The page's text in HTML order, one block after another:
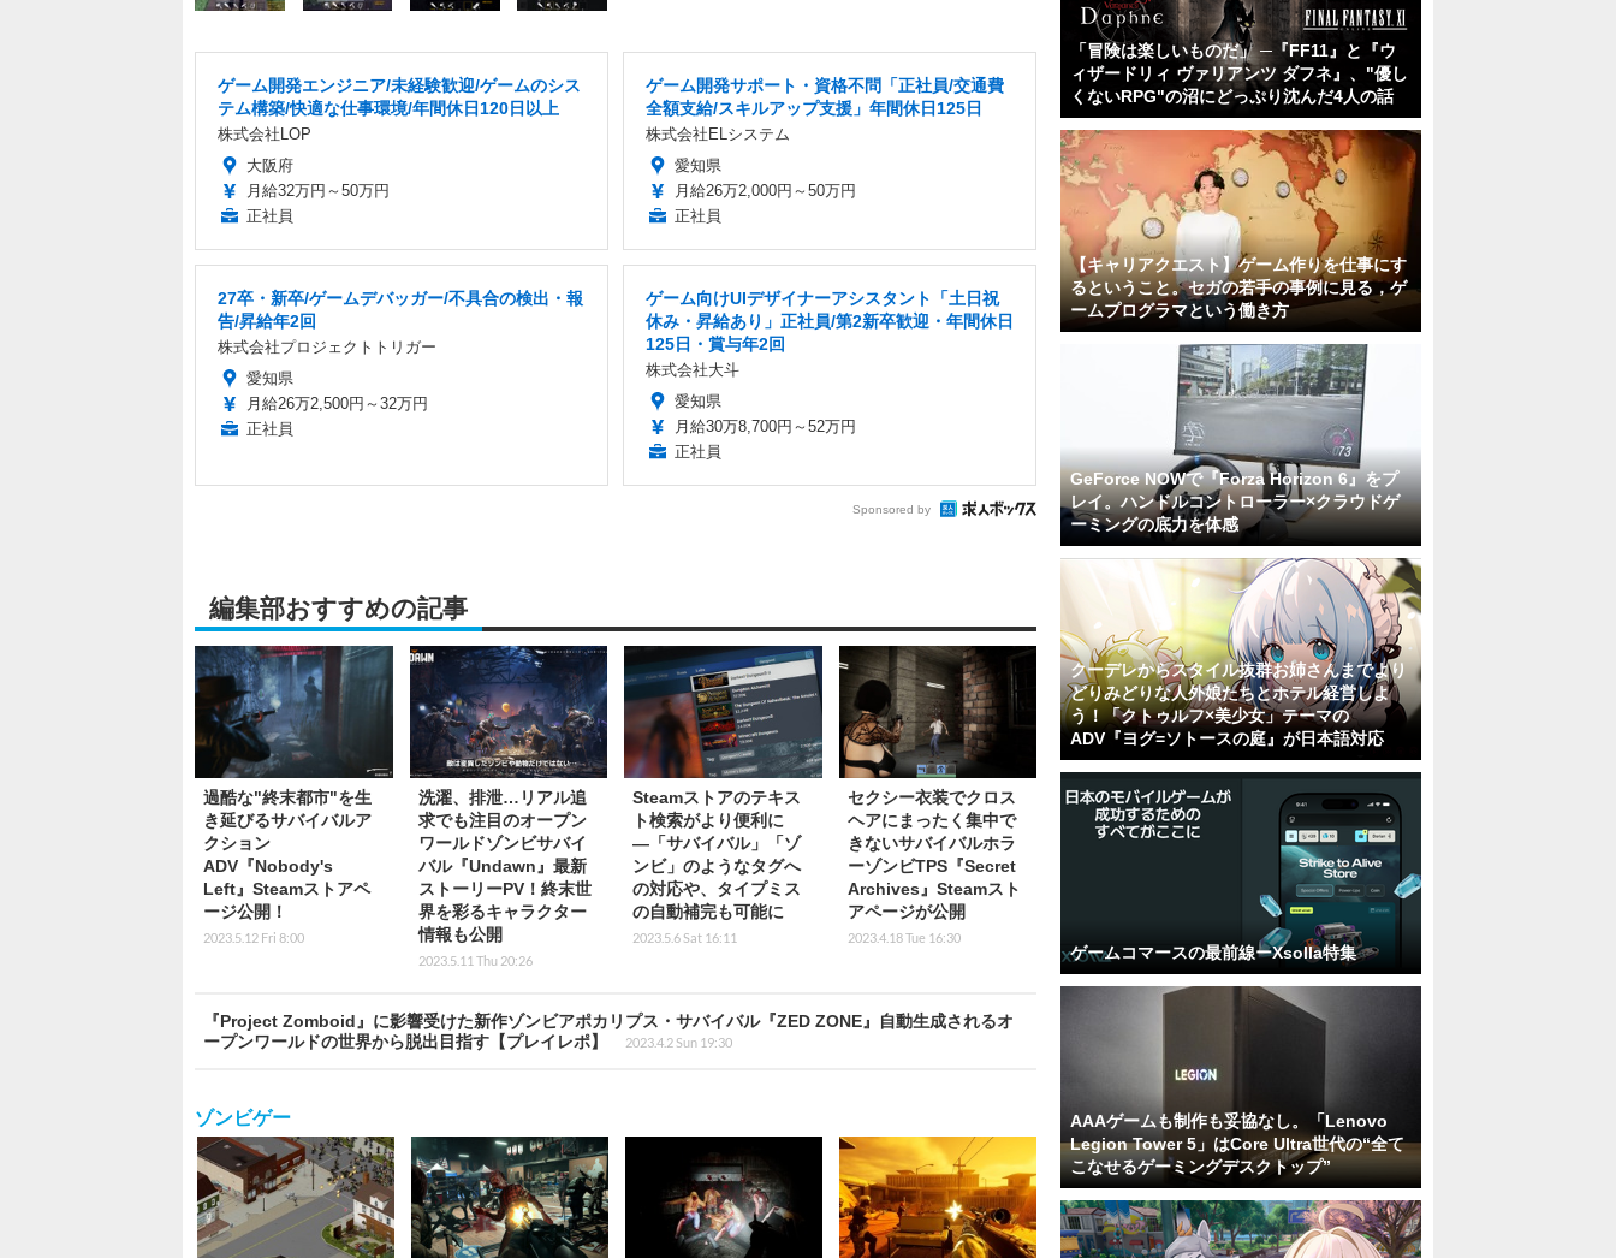
ゲーム開発エンジニア/未経験歓迎/ゲームのシス
テム構築/快適な仕事環境/年間休日120日以上
株式会社LOP
大阪府
月給32万円～50万円
正社員
ゲーム開発サポート・資格不問「正社員/交通費
全額支給/スキルアップ支援」年間休日125日
株式会社ELシステム
愛知県
月給26万2,000円～50万円
正社員
27卒・新卒/ゲームデバッガー/不具合の検出・報
告/昇給年2回
株式会社プロジェクトトリガー
愛知県
月給26万2,500円～32万円
正社員
ゲーム向けUIデザイナーアシスタント「土日祝
休み・昇給あり」正社員/第2新卒歓迎・年間休日
125日・賞与年2回
株式会社大斗
愛知県
月給30万8,700円～52万円
正社員
Sponsored by
編集部おすすめの記事
過酷な"終末都市"を生
き延びるサバイバルア
クション
ADV『Nobody's
Left』Steamストアペ
ージ公開！
2023.5.12 Fri 8:00
洗濯、排泄…リアル追
求でも注目のオープン
ワールドゾンビサバイ
バル『Undawn』最新
ストーリーPV！終末世
界を彩るキャラクター
情報も公開
2023.5.11 Thu 20:26
Steamストアのテキス
ト検索がより便利に
―「サバイバル」「ゾ
ンビ」のようなタグへ
の対応や、タイプミス
の自動補完も可能に
2023.5.6 Sat 16:11
セクシー衣装でクロス
ヘアにまったく集中で
きないサバイバルホラ
ーゾンビTPS『Secret
Archives』Steamスト
アページが公開
2023.4.18 Tue 16:30
『Project Zomboid』に影響受けた新作ゾンビアポカリプス・サバイバル『ZED ZONE』自動生成されるオ
ープンワールドの世界から脱出目指す【プレイレポ】
2023.4.2 Sun 19:30
ゾンビゲー
「冒険は楽しいものだ」 ─『FF11』と『ウ
ィザードリィ ヴァリアンツ ダフネ』、"優し
くないRPG"の沼にどっぷり沈んだ4人の話
【キャリアクエスト】ゲーム作りを仕事にす
るということ。セガの若手の事例に見る，ゲ
ームプログラマという働き方
GeForce NOWで『Forza Horizon 6』をプ
レイ。ハンドルコントローラー×クラウドゲ
ーミングの底力を体感
クーデレからスタイル抜群お姉さんまでより
どりみどりな人外娘たちとホテル経営しよ
う！「クトゥルフ×美少女」テーマの
ADV『ヨグ=ソトースの庭』が日本語対応
ゲームコマースの最前線ーXsolla特集
AAAゲームも制作も妥協なし。「Lenovo
Legion Tower 5」はCore Ultra世代の“全て
こなせるゲーミングデスクトップ”